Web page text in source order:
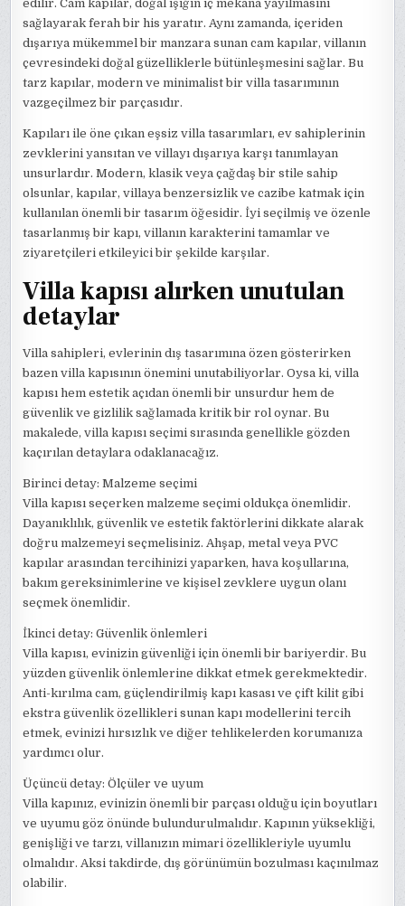
edilir. Cam kapılar, doğal ışığın iç mekana yayılmasını
sağlayarak ferah bir his yaratır. Aynı zamanda, içeriden
dışarıya mükemmel bir manzara sunan cam kapılar, villanın
çevresindeki doğal güzelliklerle bütünleşmesini sağlar. Bu
tarz kapılar, modern ve minimalist bir villa tasarımının
vazgeçilmez bir parçasıdır.
Kapıları ile öne çıkan eşsiz villa tasarımları, ev sahiplerinin
zevklerini yansıtan ve villayı dışarıya karşı tanımlayan
unsurlardır. Modern, klasik veya çağdaş bir stile sahip
olsunlar, kapılar, villaya benzersizlik ve cazibe katmak için
kullanılan önemli bir tasarım öğesidir. İyi seçilmiş ve özenle
tasarlanmış bir kapı, villanın karakterini tamamlar ve
ziyaretçileri etkileyici bir şekilde karşılar.
Villa kapısı alırken unutulan
detaylar
Villa sahipleri, evlerinin dış tasarımına özen gösterirken
bazen villa kapısının önemini unutabiliyorlar. Oysa ki, villa
kapısı hem estetik açıdan önemli bir unsurdur hem de
güvenlik ve gizlilik sağlamada kritik bir rol oynar. Bu
makalede, villa kapısı seçimi sırasında genellikle gözden
kaçırılan detaylara odaklanacağız.
Birinci detay: Malzeme seçimi
Villa kapısı seçerken malzeme seçimi oldukça önemlidir.
Dayanıklılık, güvenlik ve estetik faktörlerini dikkate alarak
doğru malzemeyi seçmelisiniz. Ahşap, metal veya PVC
kapılar arasından tercihinizi yaparken, hava koşullarına,
bakım gereksinimlerine ve kişisel zevklere uygun olanı
seçmek önemlidir.
İkinci detay: Güvenlik önlemleri
Villa kapısı, evinizin güvenliği için önemli bir bariyerdir. Bu
yüzden güvenlik önlemlerine dikkat etmek gerekmektedir.
Anti-kırılma cam, güçlendirilmiş kapı kasası ve çift kilit gibi
ekstra güvenlik özellikleri sunan kapı modellerini tercih
etmek, evinizi hırsızlık ve diğer tehlikelerden korumanıza
yardımcı olur.
Üçüncü detay: Ölçüler ve uyum
Villa kapınız, evinizin önemli bir parçası olduğu için boyutları
ve uyumu göz önünde bulundurulmalıdır. Kapının yüksekliği,
genişliği ve tarzı, villanızın mimari özellikleriyle uyumlu
olmalıdır. Aksi takdirde, dış görünümün bozulması kaçınılmaz
olabilir.